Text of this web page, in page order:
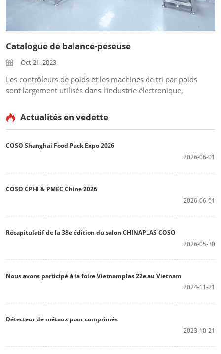
Catalogue de balance-peseuse
Oct 21, 2023
Les contrôleurs de poids et les machines de tri par poids
sont largement utilisés dans l'industrie électronique,
produits de santé, et de nombreuses autres industries.
Actualités en vedette
COSO Shanghai Food Pack Expo 2026
2026-06-01
COSO CPHI & PMEC Chine 2026
2026-06-01
Récapitulatif de la 38e édition du salon CHINAPLAS COSO
2026-05-30
Nous avons participé à la foire Vietnamplas 22e au Vietnam
2024-11-21
Détecteur de métaux pour comprimés
2023-10-21